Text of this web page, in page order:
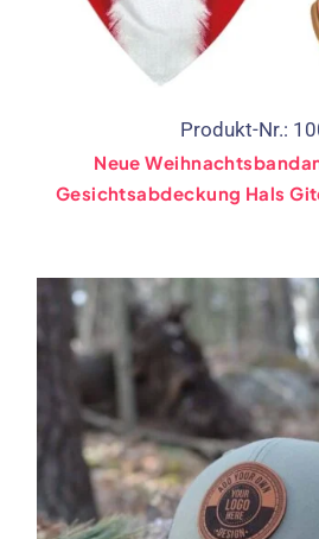
Produkt-Nr.:
Neue
Gesichtsabdeckung Hals